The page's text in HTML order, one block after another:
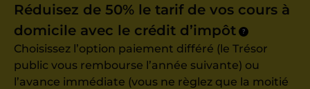
Réduisez de 50% le tarif de vos cours à
domicile avec le crédit d’impôt
?
Choisissez l’option paiement différé (le Trésor
public vous rembourse l’année suivante) ou
l’avance immédiate (vous ne règlez que la moitié